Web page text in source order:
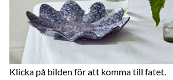
Klicka på bilden för att komma till fatet.